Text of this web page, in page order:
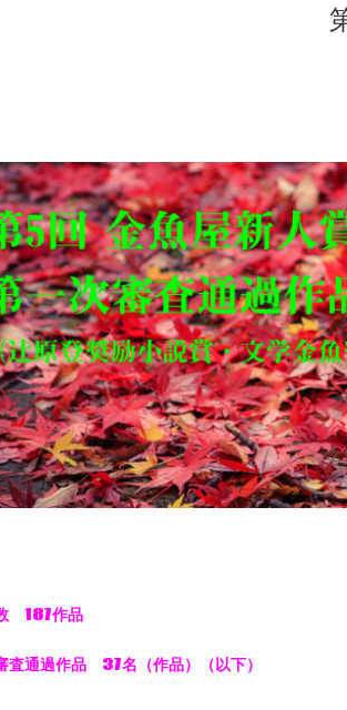
187作品
査通過作品 37名（作品）（以下）